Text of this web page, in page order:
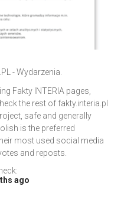
- Wydarzenia.
Fakty INTERIA pages,
the rest of fakty.interia.pl
safe and generally
is the preferred
most used social media
and reposts.
ago